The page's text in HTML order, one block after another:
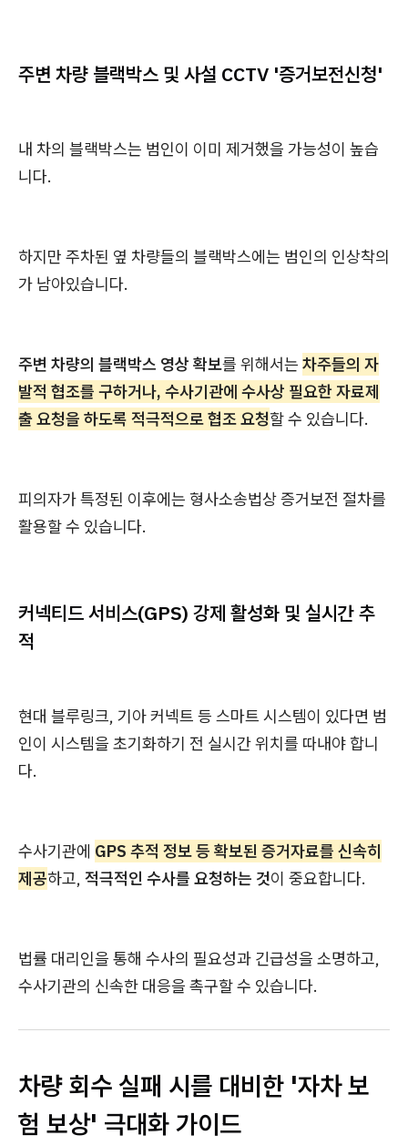
주변 차량 블랙박스 및 사설 CCTV '증거보전신청'
내 차의 블랙박스는 범인이 이미 제거했을 가능성이 높습
니다.
하지만 주차된 옆 차량들의 블랙박스에는 범인의 인상착의
가 남아있습니다.
주변 차량의 블랙박스 영상 확보를 위해서는 차주들의 자
발적 협조를 구하거나, 수사기관에 수사상 필요한 자료제
출 요청을 하도록 적극적으로 협조 요청할 수 있습니다.
피의자가 특정된 이후에는 형사소송법상 증거보전 절차를
활용할 수 있습니다.
커넥티드 서비스(GPS) 강제 활성화 및 실시간 추
적
현대 블루링크, 기아 커넥트 등 스마트 시스템이 있다면 범
인이 시스템을 초기화하기 전 실시간 위치를 따내야 합니
다.
수사기관에 GPS 추적 정보 등 확보된 증거자료를 신속히
제공하고, 적극적인 수사를 요청하는 것이 중요합니다.
법률 대리인을 통해 수사의 필요성과 긴급성을 소명하고,
수사기관의 신속한 대응을 촉구할 수 있습니다.
차량 회수 실패 시를 대비한 '자차 보
험 보상' 극대화 가이드